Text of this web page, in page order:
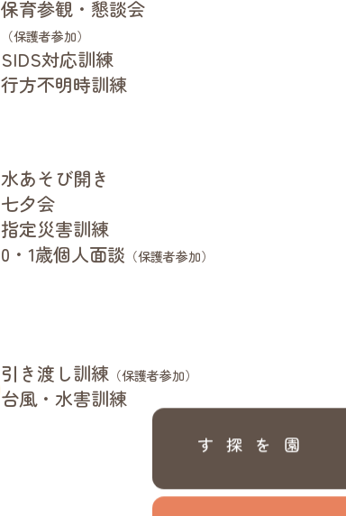
園を探す
保育参観・懇談会
（保護者参加）
SIDS対応訓練
行方不明時訓練
水あそび開き
七夕会
指定災害訓練
0・1歳個人面談 （保護者参加）
引き渡し訓練 （保護者参加）
台風・水害訓練